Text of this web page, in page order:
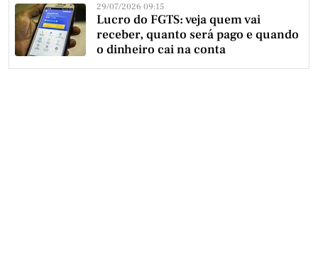
29/07/2026 09:15
Lucro do FGTS: veja quem vai
receber, quanto será pago e quando
o dinheiro cai na conta